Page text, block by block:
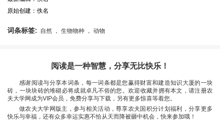
原始创建：佚名
词条标签: 自然 ， 生物物种 ， 动物
阅读是一种智慧，分享无比快乐！
感谢阅读与分享本词条，每一词条都是您赢得财富和建造知识大厦的一块
砖，一块块砖的堆砌必将成就卓凡不俗的您。欢迎收藏并拥有本文，请注册农
夫大学网成为VIP会员，免费分享与下载，另有更多惊喜等着您。
做农夫大学网版主，参与相关活动，尊享农夫国积分计划福利，分享更多
快乐与幸福，还有众多幸运实惠不恰从天而降被砸中机会，快来参加哦！